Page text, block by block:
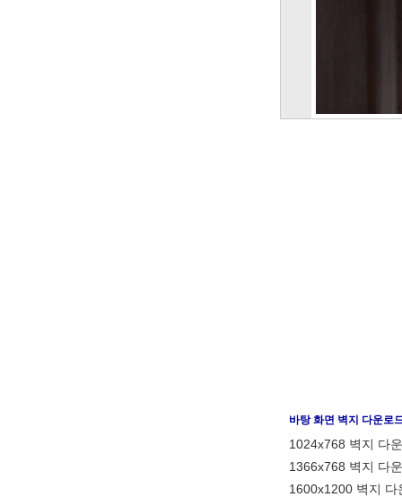
바탕 화면 벽지 다운로
1024x768 벽지 다
1366x768 벽지 다
1600x1200 벽지 다